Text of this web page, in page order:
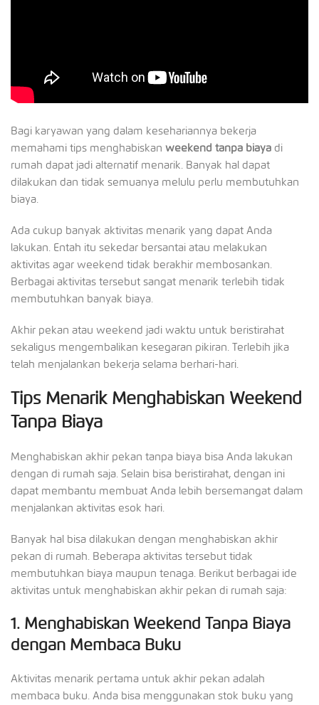
Bagi karyawan yang dalam kesehariannya bekerja
memahami tips menghabiskan weekend tanpa biaya di
rumah dapat jadi alternatif menarik. Banyak hal dapat
dilakukan dan tidak semuanya melulu perlu membutuhkan
biaya.
Ada cukup banyak aktivitas menarik yang dapat Anda
lakukan. Entah itu sekedar bersantai atau melakukan
aktivitas agar weekend tidak berakhir membosankan.
Berbagai aktivitas tersebut sangat menarik terlebih tidak
membutuhkan banyak biaya.
Akhir pekan atau weekend jadi waktu untuk beristirahat
sekaligus mengembalikan kesegaran pikiran. Terlebih jika
telah menjalankan bekerja selama berhari-hari.
Tips Menarik Menghabiskan Weekend
Tanpa Biaya
Menghabiskan akhir pekan tanpa biaya bisa Anda lakukan
dengan di rumah saja. Selain bisa beristirahat, dengan ini
dapat membantu membuat Anda lebih bersemangat dalam
menjalankan aktivitas esok hari.
Banyak hal bisa dilakukan dengan menghabiskan akhir
pekan di rumah. Beberapa aktivitas tersebut tidak
membutuhkan biaya maupun tenaga. Berikut berbagai ide
aktivitas untuk menghabiskan akhir pekan di rumah saja:
1. Menghabiskan Weekend Tanpa Biaya
dengan Membaca Buku
Aktivitas menarik pertama untuk akhir pekan adalah
membaca buku. Anda bisa menggunakan stok buku yang